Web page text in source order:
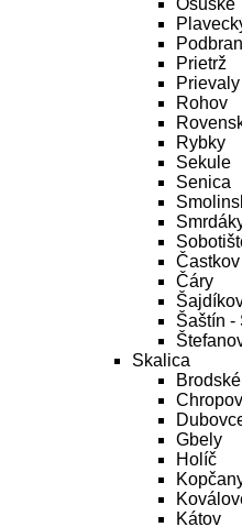
Osuské
Prietrž
Prievaly
Rohov
Rybky
Sekule
Senica
Častkov
Čáry
Šaštín -
Skalica
Brodské
Chropov
Gbely
Holíč
Kátov